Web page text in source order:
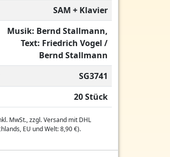
SAM + Klavier
Musik: Bernd Stallmann,
Text: Friedrich Vogel /
Bernd Stallmann
SG3741
20 Stück
MwSt., zzgl. Versand mit DHL
EU und Welt: 8,90 €).